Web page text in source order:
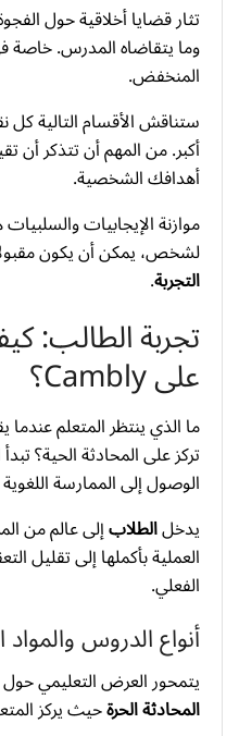
تثار قضايا أخلاقية حول
وما يتقاضاه المدرس. خاصة
المنخفض.
ستناقش الأقسام التالية
أكبر. من المهم أن تتذكر أن
أهدافك الشخصية.
موازنة الإيجابيات
لشخص، يمكن أن يكون
التجربة.
تجربة الطالب:
على Cambly؟
ما الذي ينتظر المتعلم عندما
تركز على المحادثة الحية؟
الوصول إلى الممارسة اللغوية
يدخلالطلابإلى عالم من
العملية بأكملها إلى تقليل
الفعلي.
أنواع الدروس والمواد
يتمحور العرض التعليمي
المحادثة الحرةحيث يركز